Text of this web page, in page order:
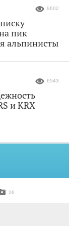
пик
альпинисты
9602
и KRX
6543
26